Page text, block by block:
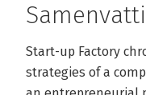
Start-up Factory
strategies of a